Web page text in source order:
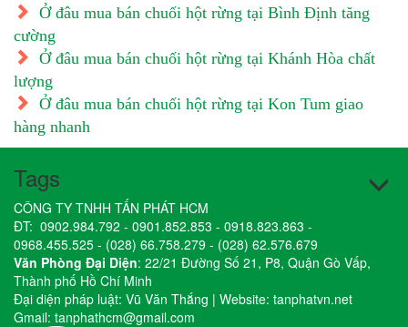
Ở đâu mua bán chuối hột rừng tại Bình Định tăng
cường
Ở đâu mua bán chuối hột rừng tại Khánh Hòa chất
lượng
Ở đâu mua bán chuối hột rừng tại Kon Tum giao
hàng nhanh
Tags
CÔNG TY TNHH TẤN PHÁT HCM
ĐT: 0902.984.792 - 0901.852.853 - 0918.823.863 -
0968.455.525 - (028) 66.758.279 - (028) 62.576.679
Văn Phòng Đại Diện: 22/21 Đường Số 21, P8, Quận Gò Vấp,
Thành phố Hồ Chí Minh
Đại diện pháp luật: Vũ Văn Thắng | Website: tanphatvn.net
Gmail: tanphathcm@gmail.com